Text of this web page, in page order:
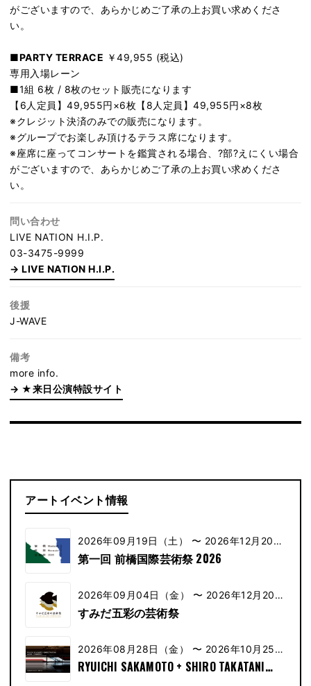
がございますので、あらかじめご了承の上お買い求めくださ
い。
■PARTY TERRACE ￥49,955 (税込)
専用入場レーン
■1組 6枚 / 8枚のセット販売になります
【6人定員】49,955円×6枚【8人定員】49,955円×8枚
※クレジット決済のみでの販売になります。
※グループでお楽しみ頂けるテラス席になります。
※座席に座ってコンサートを鑑賞される場合、?部?えにくい場合
がございますので、あらかじめご了承の上お買い求めくださ
い。
問い合わせ
LIVE NATION H.I.P.
03-3475-9999
LIVE NATION H.I.P.
後援
J-WAVE
備考
more info.
★来日公演特設サイト
アートイベント情報
2026年09月19日（土） 〜 2026年12月20日
（土）
第一回 前橋国際芸術祭 2026
2026年09月04日（金） 〜 2026年12月20日
（金）
すみだ五彩の芸術祭
2026年08月28日（金） 〜 2026年10月25日
（金）
RYUICHI SAKAMOTO + SHIRO TAKATANI